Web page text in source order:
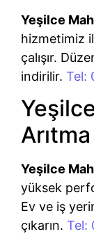
Yeşilce
hizmetimiz
çalışır.
indirilir. Tel:
Yeşilce
yüksek
Ev ve iş
çıkarın. Tel: